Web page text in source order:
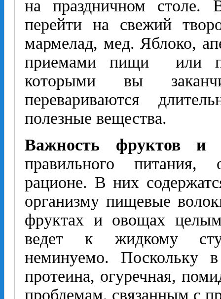
на праздничном столе.
перейти на свежий
мармелад, мед. Яблоко,
приемами пищи или
которыми вы
перевариваются
полезные вещества.
Важность фруктов и
правильного питания,
рационе. В них
организму пищевые
фруктах и овощах
ведет к жидкому
неминуемо. Поскольку
протеина, огуречная,
проблемам, связанным с